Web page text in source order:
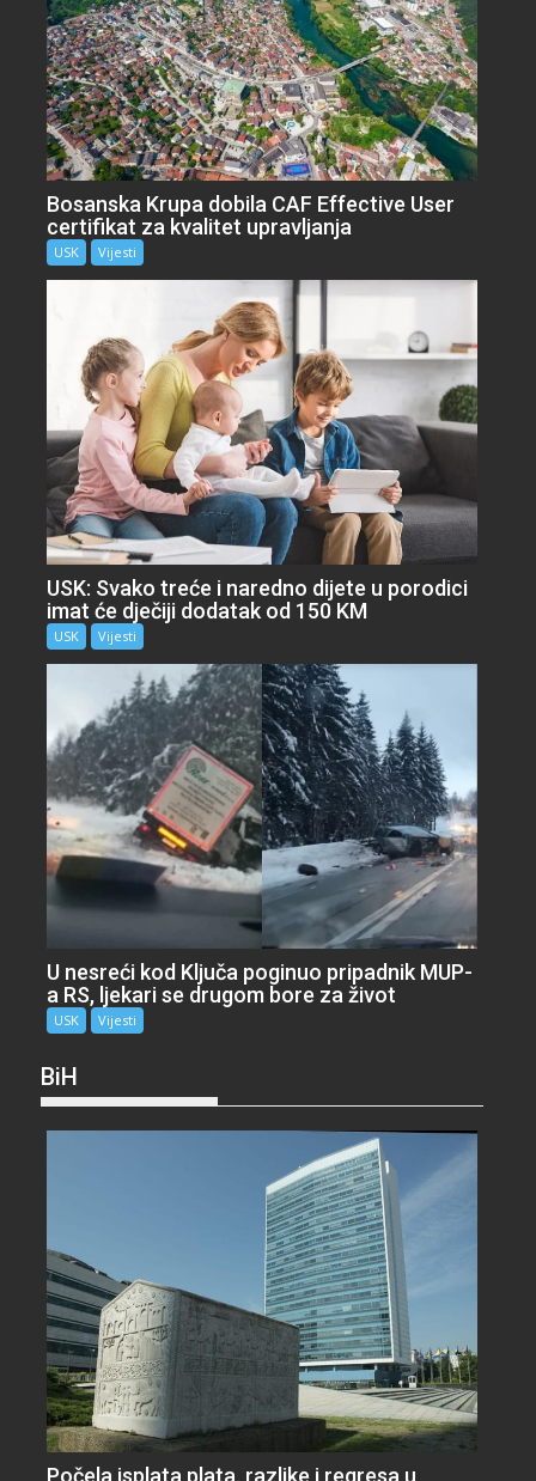
Bosanska Krupa dobila CAF Effective User
certifikat za kvalitet upravljanja
USK Vijesti
USK: Svako treće i naredno dijete u porodici
imat će dječiji dodatak od 150 KM
USK Vijesti
U nesreći kod Ključa poginuo pripadnik MUP-
a RS, ljekari se drugom bore za život
USK Vijesti
BiH
Počela isplata plata, razlike i regresa u